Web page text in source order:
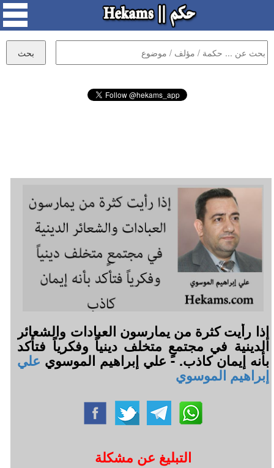
إذا رأيت كثرة من يمارسون العبادات والشعائر
الدينية في مجتمعٍ متخلف دينياً وفكرياً فتأكد
بأنه إيمان كاذب. - علي إبراهيم الموسوي علي
إبراهيم الموسوي
التبليغ عن مشكلة